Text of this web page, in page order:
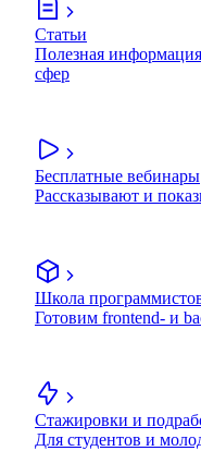
Статьи
Полезная
сфер
Бесплатные вебинары
Рассказывают и
Школа
Готовим frontend- и
Стажировки и
Для студентов и